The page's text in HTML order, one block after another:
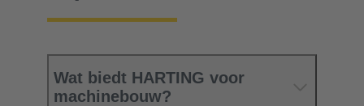
Wat biedt HARTING voor
machinebouw?